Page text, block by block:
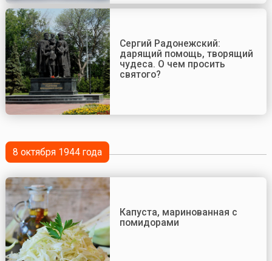
Сергий Радонежский:
дарящий помощь, творящий
чудеса. О чем просить
святого?
8 октября 1944 года
Капуста, маринованная с
помидорами